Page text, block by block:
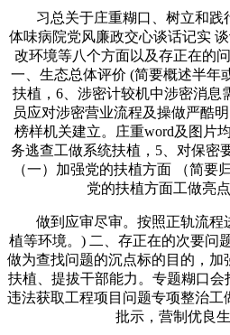
习总关于庄重糊口、树立和践
体味病院党风廉政交心谈话记实
改环境等八个方面以及存正在的
一、生态总体评价 (简要概述半年
扶植，6、涉密计较机中涉密消息
员应对涉密营业流程及操做严酷
榜样机关建立。庄重word及图片
务逃查工做系统扶植，5、对保密
（一）加强党的扶植方面 （简要
党的扶植方面工做亮
做到应审尽审。按照正轨流程
植等环境。) 二、存正在的次要问
做为查找问题的沉点标的目的，
扶植、提拔干部能力。专题糊口会
违法获取工程项目问题专项整治
批示，营制优良生